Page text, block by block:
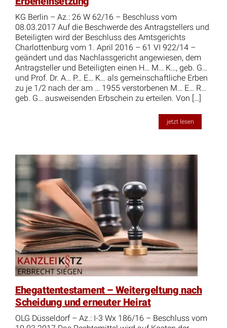
KG Berlin – Az.: 26 W 62/16 – Beschluss vom
08.03.2017 Auf die Beschwerde des Antragstellers und
Beteiligten wird der Beschluss des Amtsgerichts
Charlottenburg vom 1. April 2016 – 61 VI 922/14 –
geändert und das Nachlassgericht angewiesen, dem
Antragsteller und Beteiligten einen H… M… K…, geb. G…
und Prof. Dr. A… P… E… K… als gemeinschaftliche Erben
zu je 1/2 nach der am … 1955 verstorbenen M… E… R…
geb. G… ausweisenden Erbschein zu erteilen. Von […]
jetzt lesen
Ehegattentestament – Weitergeltung nach
Scheidung und erneuter Heirat
OLG Düsseldorf – Az.: I-3 Wx 186/16 – Beschluss vom